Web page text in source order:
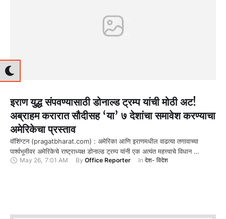
इराण युद्ध संपवण्यासाठी डोनाल्ड ट्रम्प यांची मोठी अट!
अब्राहम करारात सौदीसह ‘या’ ७ देशांचा समावेश करण्याचा
अमेरिकेचा प्रस्ताव
वॉशिंग्टन (pragatbharat.com) : अमेरिका आणि इराणमधील वाढत्या तणावाच्या
पार्श्वभूमीवर अमेरिकेचे राष्ट्राध्यक्ष डोनाल्ड ट्रम्प यांनी एक अत्यंत महत्त्वाचे विधान …
May 26, 7:01 AM By Office Reporter In देश- विदेश